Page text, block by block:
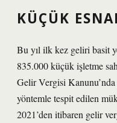
KÜÇÜK
Bu yıl ilk kez geliri basit
835.000 küçük işletme
Gelir Vergisi
yöntemle tespit edilen
2021’den itibaren gelir